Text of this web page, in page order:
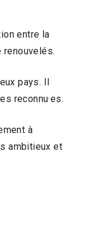
entre la
renouvelés.
pays. Il
reconnu·es.
à
ambitieux et